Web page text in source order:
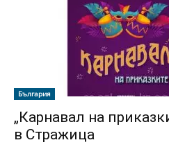
България
„Карнавал на
в Стражица